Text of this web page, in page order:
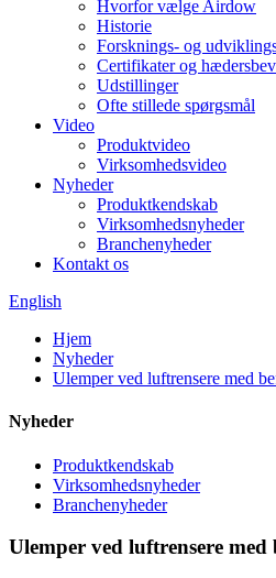
Hvorfor vælge Airdow
Historie
Forsknings- og
Certifikater og
Udstillinger
Ofte stillede spørgsmål
Video
Produktvideo
Virksomhedsvideo
Nyheder
Produktkendskab
Virksomhedsnyheder
Branchenyheder
Kontakt os
English
Hjem
Nyheder
Ulemper ved luftrensere med
Nyheder
Produktkendskab
Virksomhedsnyheder
Branchenyheder
Ulemper ved luftrensere